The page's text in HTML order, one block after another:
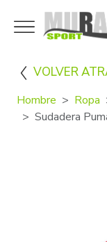
VOLVER
Hombre Ropa
Sudadera